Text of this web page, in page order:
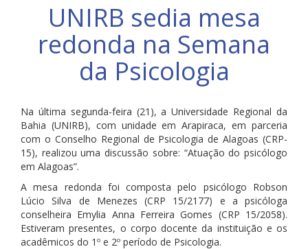
UNIRB sedia mesa
redonda na Semana
da Psicologia
Na última segunda-feira (21), a Universidade Regional da
Bahia (UNIRB), com unidade em Arapiraca, em parceria
com o Conselho Regional de Psicologia de Alagoas (CRP-
15), realizou uma discussão sobre: “Atuação do psicólogo
em Alagoas”.
A mesa redonda foi composta pelo psicólogo Robson
Lúcio Silva de Menezes (CRP 15/2177) e a psicóloga
conselheira Emylia Anna Ferreira Gomes (CRP 15/2058).
Estiveram presentes, o corpo docente da instituição e os
acadêmicos do 1º e 2º período de Psicologia.